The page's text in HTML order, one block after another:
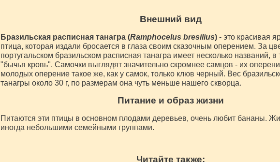
Внешний вид
Бразильская расписная танагра (Ramphocelus bresilius)- это красивая
птица, которая издали бросается в глаза своим сказочным оперением. За
португальском бразильском расписная танагра имеет несколько названий, в
"бычья кровь". Самочки выглядят значительно скромнее самцов - их
молодых оперение такое же, как у самок, только клюв черный. Вес
танагры около 30 г, по размерам она чуть меньше нашего скворца.
Питание и образ жизни
Питаются эти птицы в основном плодами деревьев, очень любит бананы.
иногда небольшими семейными группами.
Читайте также: